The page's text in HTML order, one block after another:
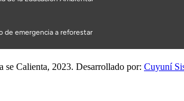
Calienta, 2023. Desarrollado por: Cuyuní